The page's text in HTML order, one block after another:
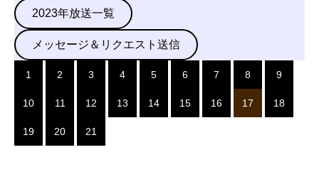
2023年放送一覧
メッセージ＆リクエスト送信
1 2 3 4 5 6 7 8 9
10 11 12 13 14 15 16 17 18
19 20 21